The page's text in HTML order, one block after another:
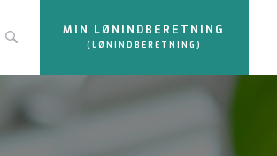
MIN LØNINDBERETNING
(LØNINDBERETNING)